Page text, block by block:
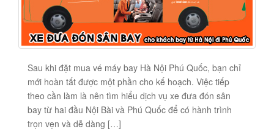
Sau khi đặt mua vé máy bay Hà Nội Phú Quốc, bạn chỉ
mới hoàn tất được một phần cho kế hoạch. Việc tiếp
theo cần làm là nên tìm hiểu dịch vụ xe đưa đón sân
bay từ hai đầu Nội Bài và Phú Quốc để có hành trình
trọn vẹn và dễ dàng […]